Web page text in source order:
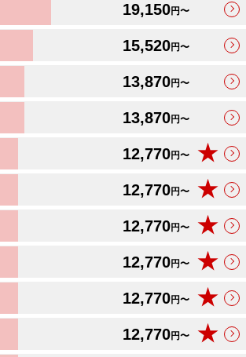
19,150円〜
15,520円〜
13,870円〜
13,870円〜
12,770円〜 ★
12,770円〜 ★
12,770円〜 ★
12,770円〜 ★
12,770円〜 ★
12,770円〜 ★